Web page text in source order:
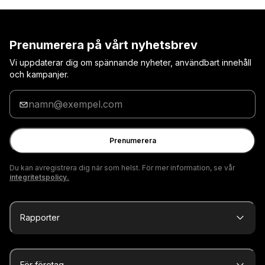
Prenumerera på vårt nyhetsbrev
Vi uppdaterar dig om spännande nyheter, användbart innehåll
och kampanjer.
Ange
din
e-
postadress
Prenumerera
Du kan avregistrera dig när som helst. För mer information, se vår
integritetspolicy.
Rapporter